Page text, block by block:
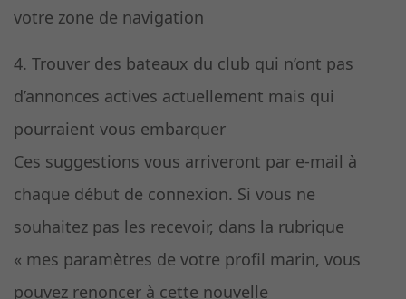
votre zone de navigation
4. Trouver des bateaux du club qui n’ont pas
d’annonces actives actuellement mais qui
pourraient vous embarquer
Ces suggestions vous arriveront par e-mail à
chaque début de connexion. Si vous ne
souhaitez pas les recevoir, dans la rubrique
« mes paramètres de votre profil marin, vous
pouvez renoncer à cette nouvelle